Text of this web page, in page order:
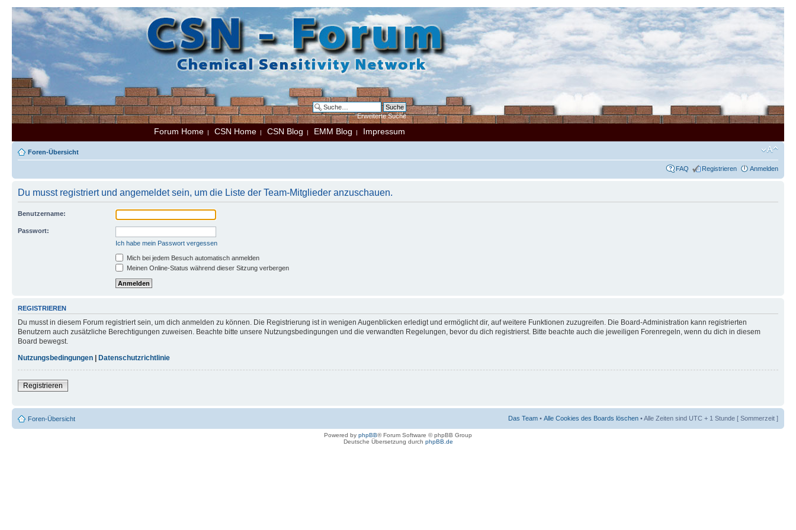
Erweiterte Suche
Forum Home | CSN Home | CSN Blog | EMM Blog | Impressum
Foren-Übersicht
FAQ Registrieren Anmelden
Du musst registriert und angemeldet sein, um die Liste der Team-Mitglieder anzuschauen.
Benutzername:
Passwort:
Ich habe mein Passwort vergessen
Mich bei jedem Besuch automatisch anmelden
Meinen Online-Status während dieser Sitzung verbergen
REGISTRIEREN
Du musst in diesem Forum registriert sein, um dich anmelden zu können. Die Registrierung ist in wenigen Augenblicken erledigt und ermöglicht dir, auf weitere Funktionen zuzugreifen. Die Board-Administration kann registrierten
Benutzern auch zusätzliche Berechtigungen zuweisen. Beachte bitte unsere Nutzungsbedingungen und die verwandten Regelungen, bevor du dich registrierst. Bitte beachte auch die jeweiligen Forenregeln, wenn du dich in diesem
Board bewegst.
Nutzungsbedingungen | Datenschutzrichtlinie
Registrieren
Foren-Übersicht Das Team • Alle Cookies des Boards löschen • Alle Zeiten sind UTC + 1 Stunde [ Sommerzeit ]
Powered by phpBB® Forum Software © phpBB Group
Deutsche Übersetzung durch phpBB.de